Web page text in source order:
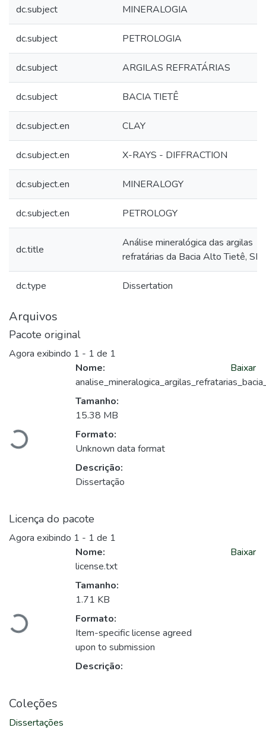
dc.subject MINERALOGIA
dc.subject PETROLOGIA
dc.subject ARGILAS REFRATÁRIAS
dc.subject BACIA TIETÊ
dc.subject.en CLAY
dc.subject.en X-RAYS - DIFFRACTION
dc.subject.en MINERALOGY
dc.subject.en PETROLOGY
dc.title
Análise mineralógica das argilas
refratárias da Bacia Alto Tietê, SP
dc.type Dissertation
Arquivos
Pacote original
Agora exibindo 1 - 1 de 1
Carregando...
Nome:
Tamanho:
15.38 MB
Formato:
Unknown data format
Descrição:
Dissertação
Baixar
Licença do pacote
Agora exibindo 1 - 1 de 1
Carregando...
Nome:
license.txt
Tamanho:
1.71 KB
Formato:
Item-specific license agreed
upon to submission
Descrição:
Baixar
Coleções
Dissertações